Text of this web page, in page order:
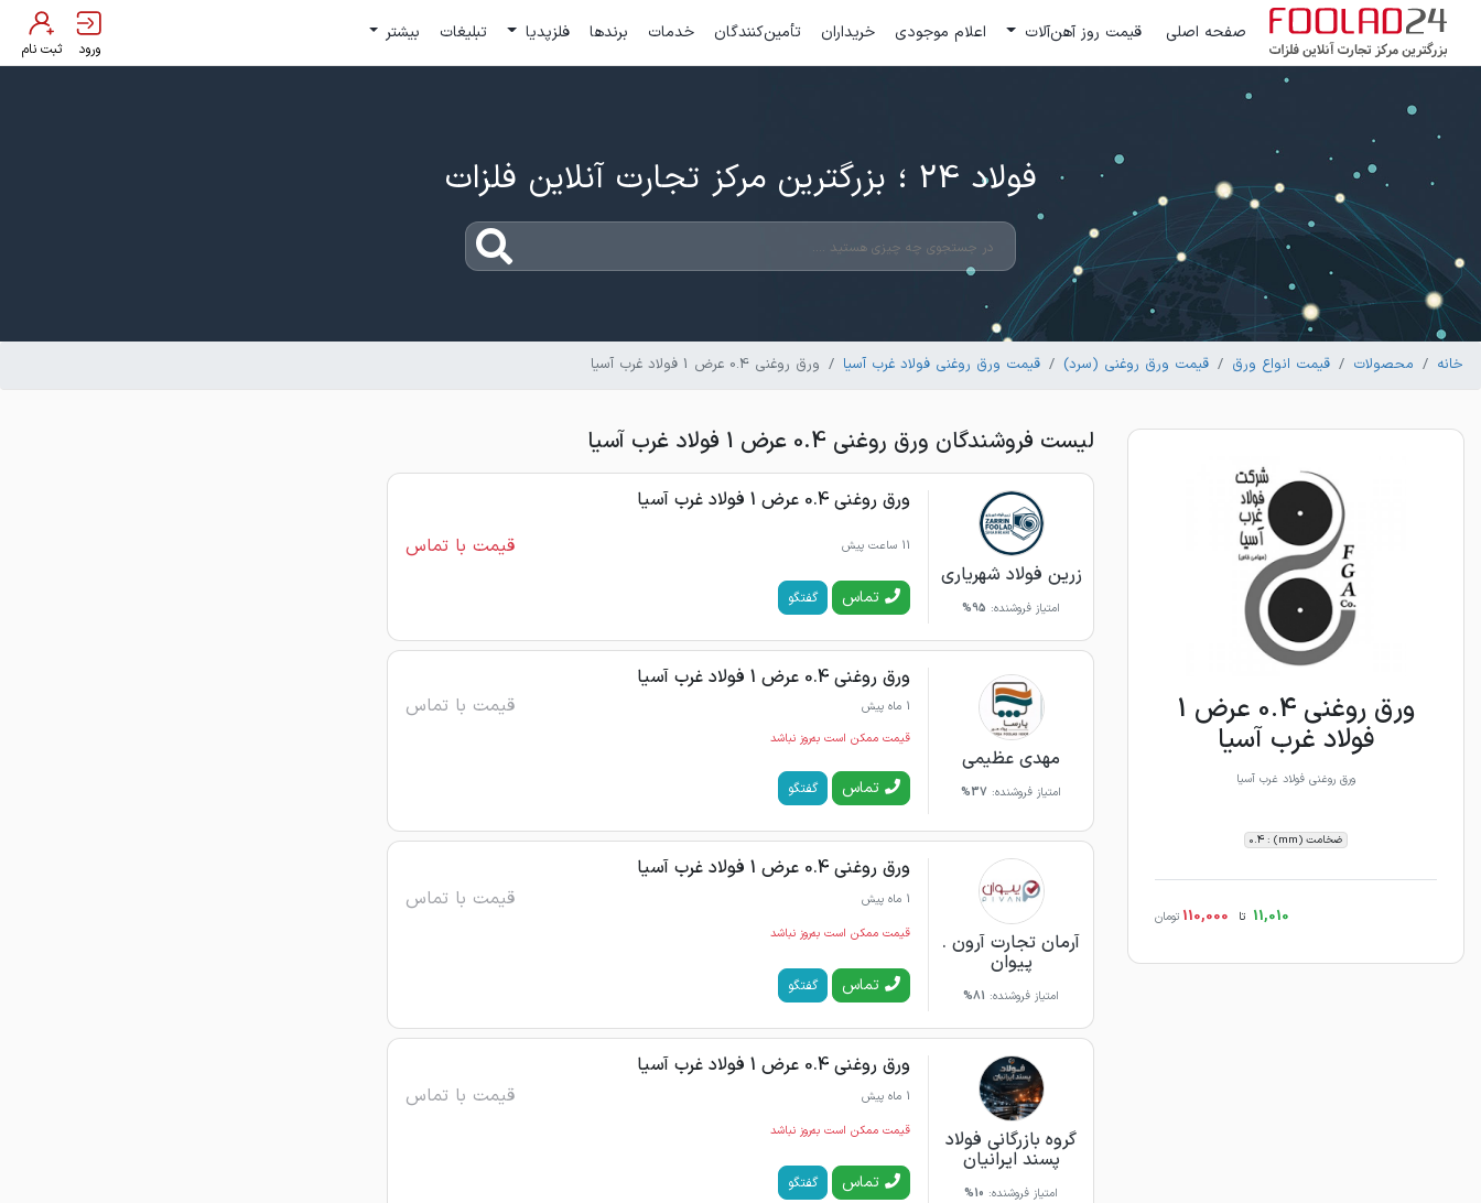
صفحه اصلی قیمت روز آهن‌آلات اعلام موجودی خریداران تأمین‌کنندگان خدمات برندها فلزپدیا تبلیغات بیشتر
ورود ثبت نام
فولاد 24 ؛ بزرگترین مرکز تجارت آنلاین فلزات
خانه محصولات قیمت انواع ورق قیمت ورق روغنی (سرد) قیمت ورق روغنی فولاد غرب آسیا ورق روغنی 0.4 عرض 1 فولاد غرب آسیا
ورق روغنی 0.4 عرض 1
فولاد غرب آسیا
ورق روغنی فولاد غرب آسیا
ضخامت (mm) : 0.4
11,010 تا 110,000 تومان
لیست فروشندگان ورق روغنی 0.4 عرض 1 فولاد غرب آسیا
زرین فولاد شهریاری
امتیاز فروشنده: 95%
ورق روغنی 0.4 عرض 1 فولاد غرب آسیا
11 ساعت پیش قیمت با تماس
تماس گفتگو
مهدی عظیمی
امتیاز فروشنده: 37%
ورق روغنی 0.4 عرض 1 فولاد غرب آسیا
1 ماه پیش قیمت با تماس
قیمت ممکن است به‌روز نباشد
تماس گفتگو
آرمان تجارت آرون .
پیوان
امتیاز فروشنده: 81%
ورق روغنی 0.4 عرض 1 فولاد غرب آسیا
1 ماه پیش قیمت با تماس
قیمت ممکن است به‌روز نباشد
تماس گفتگو
گروه بازرگانی فولاد
پسند ایرانیان
امتیاز فروشنده: 10%
ورق روغنی 0.4 عرض 1 فولاد غرب آسیا
1 ماه پیش قیمت با تماس
قیمت ممکن است به‌روز نباشد
تماس گفتگو